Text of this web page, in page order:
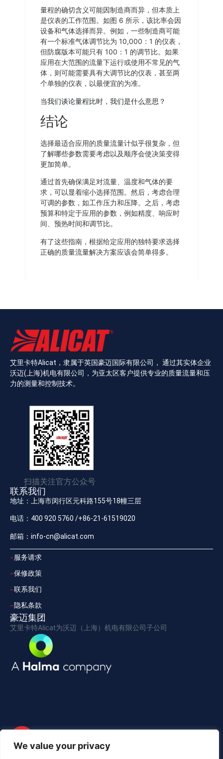
We value your privacy
量程的确切含义可能因制造商而异，但本质上
是仪表的工作范围。如图 6 所示，该比率会因
设备和气体选择而异。例如，一些制造商可能
有一个标准气体调节比为 10,000：1 的仪表，
但防腐版本可能只有 100：1 的调节比。如果
应用在大范围的流量下运行或使用不常见的气
体，则可能需要具有大调节比的仪表，甚至两
个单独的仪表，以最便宜的为准。
当我们谈论量程比时，我们是什么意思？
结论
选择最适合应用的质量流量计似乎很复杂，但
了解哪些参数需要考虑以及顺序会使决策变得
更加简单。
通过首先确保满足对流量、温度和气体的要
求，可以显着缩小选择范围。然后，考虑合理
可调的参数，如工作压力和压降。之后，考虑
预算和特定于应用的参数，例如精度、响应时
间、预热时间和调节比。
有了这些指南，根据给定应用的独特要求选择
正确的质量流量解决方案应该会简单得多。
艾里卡特Alicat，隶属于英国豪迈国际有限公司， 通过其实体企业
沃迈(上海)机电有限公司，为亚太区客户提供专业的质量流量和压
力的测量和控制技术。
扫描关注官方公众号
联系我们
地址：上海市闵行区元科路155号18幢三层
电话：400 920 5760 /+86-21-61519020
邮箱：info-cn@alicat.com
服务请求
保修政策
联系我们
隐私条款
豪迈集团
艾里卡特Alicat为沃迈（上海）机电有限公司子公司